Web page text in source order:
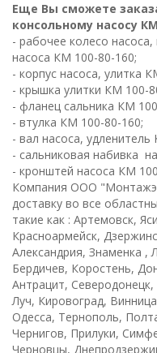
Еще Вы сможете
консольному насосу
- рабочее колесо
насоса КМ 100-80-160;
- корпус насоса, улитка
- крышка улитки КМ 100-
- фланец сальника КМ
- втулка КМ 100-80-160;
- вал насоса,
- сальниковая набивка
- кронштей насоса КМ
Компания ООО
доставку во все
такие как : Артемовск,
Красноармейск,
Александрия, Знаменка ,
Бердичев, Коростень,
Антрацит,
Луч, Кировоград,
Одесса, Тернополь,
Чернигов, Прилуки,
Черновцы,